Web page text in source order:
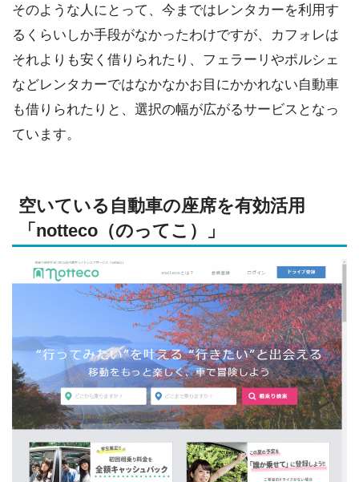
そのような人にとって、今まではレンタカーを利用す
るくらいしか手段がなかったわけですが、カフォレは
それよりも安く借りられたり、フェラーリやポルシェ
などレンタカーではなかなかお目にかかれない自動車
も借りられたりと、選択の幅が広がるサービスとなっ
ています。
空いている自動車の座席を有効活用
「notteco（のってこ）」